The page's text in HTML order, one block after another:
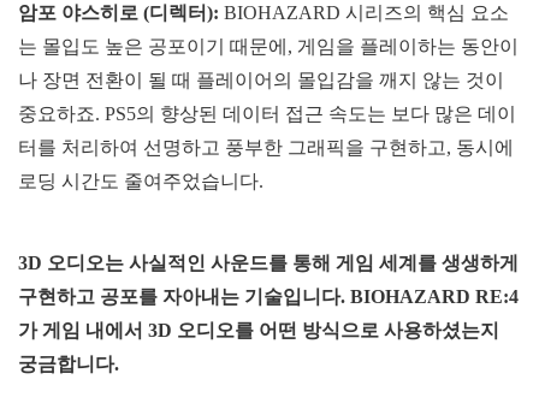
암포 야스히로 (디렉터): BIOHAZARD 시리즈의 핵심 요소
는 몰입도 높은 공포이기 때문에, 게임을 플레이하는 동안이
나 장면 전환이 될 때 플레이어의 몰입감을 깨지 않는 것이
중요하죠. PS5의 향상된 데이터 접근 속도는 보다 많은 데이
터를 처리하여 선명하고 풍부한 그래픽을 구현하고, 동시에
로딩 시간도 줄여주었습니다.
3D 오디오는 사실적인 사운드를 통해 게임 세계를 생생하게
구현하고 공포를 자아내는 기술입니다. BIOHAZARD RE:4
가 게임 내에서 3D 오디오를 어떤 방식으로 사용하셨는지
궁금합니다.